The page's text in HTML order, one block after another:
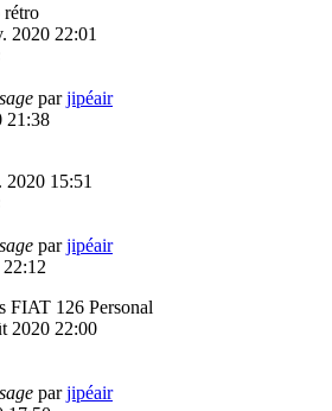
2020 22:01
parjipéair
21:38
2020 15:51
parjipéair
FIAT 126 Personal
2020 22:00
parjipéair